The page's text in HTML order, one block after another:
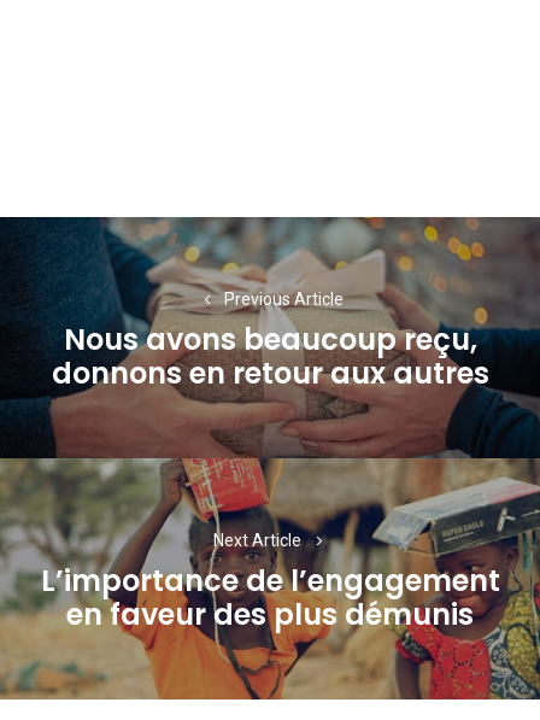
Navigation
de
l’article
Previous Article
Previous
post:
Nous avons beaucoup reçu,
donnons en retour aux autres
Next Article
Next
post:
L’importance de l’engagement
en faveur des plus démunis